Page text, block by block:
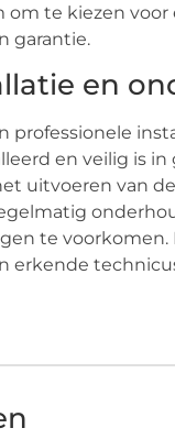
om te kiezen
garantie.
en
professionele
en veilig is
uitvoeren van
te
erkende